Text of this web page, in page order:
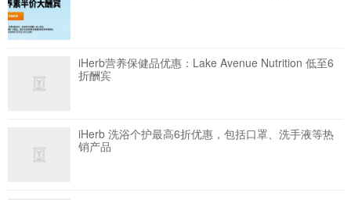
iHerb营养保健品优惠：Lake Avenue Nutrition 低至6
折酬宾
iHerb 洗浴个护最高6折优惠，包括口罩、洗手液等热
销产品